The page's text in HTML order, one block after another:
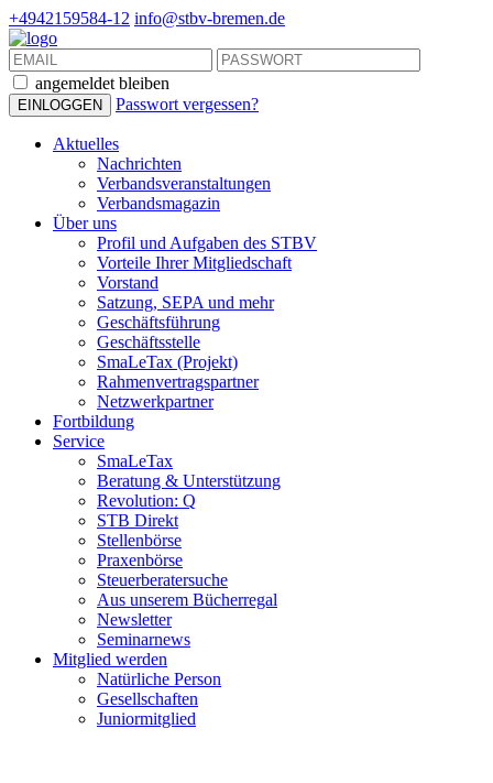
+4942159584-12 info@stbv-bremen.de
angemeldet bleiben
Passwort vergessen?
Aktuelles
Nachrichten
Verbandsveranstaltungen
Verbandsmagazin
Über uns
Profil und Aufgaben des STBV
Vorteile Ihrer Mitgliedschaft
Vorstand
Satzung, SEPA und mehr
Geschäftsführung
Geschäftsstelle
SmaLeTax (Projekt)
Rahmenvertragspartner
Netzwerkpartner
Fortbildung
Service
SmaLeTax
Beratung & Unterstützung
Revolution: Q
STB Direkt
Stellenbörse
Praxenbörse
Steuerberatersuche
Aus unserem Bücherregal
Newsletter
Seminarnews
Mitglied werden
Natürliche Person
Gesellschaften
Juniormitglied